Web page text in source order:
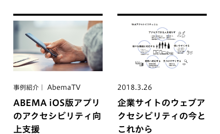
事例紹介 AbemaTV
ABEMA iOS版アプリ
のアクセシビリティ向
上支援
2018.3.26
企業サイトのウェブア
クセシビリティの今と
これから